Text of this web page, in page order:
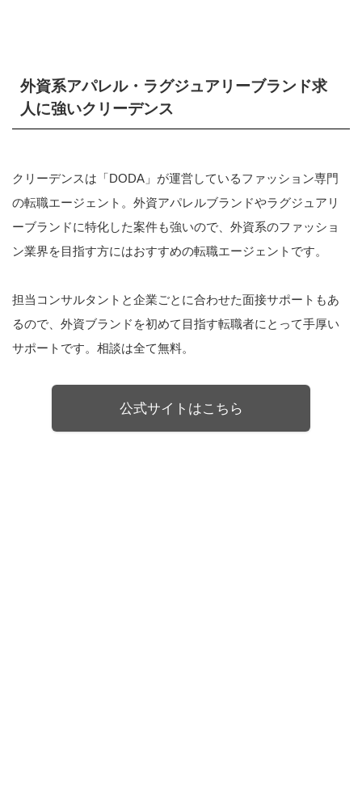
外資系アパレル・ラグジュアリーブランド求
人に強いクリーデンス
クリーデンスは「DODA」が運営しているファッション専門
の転職エージェント。外資アパレルブランドやラグジュアリ
ーブランドに特化した案件も強いので、外資系のファッショ
ン業界を目指す方にはおすすめの転職エージェントです。
担当コンサルタントと企業ごとに合わせた面接サポートもあ
るので、外資ブランドを初めて目指す転職者にとって手厚い
サポートです。相談は全て無料。
公式サイトはこちら